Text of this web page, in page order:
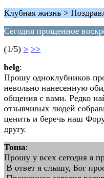
Клубная жизнь >
Сегодня прощенное
(1/5) > >>
belg:
Прошу одноклубников
невольно нанесенную
общения с вами. Редко
отзывчивых людей
ценить и беречь наш
другу.
Тоша:
Прошу у всех сегодня я
В ответ я слышу, Бог